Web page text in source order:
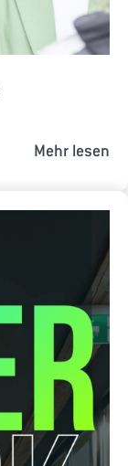
Mehr lesen